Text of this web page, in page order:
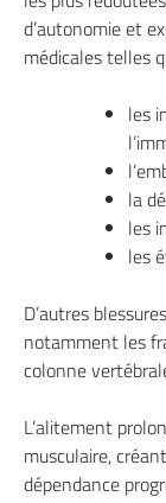
d’autonomie et
médicales telles
les
la
les
les
D’autres
notamment les
colonne
L’alitement
musculaire,
dépendance